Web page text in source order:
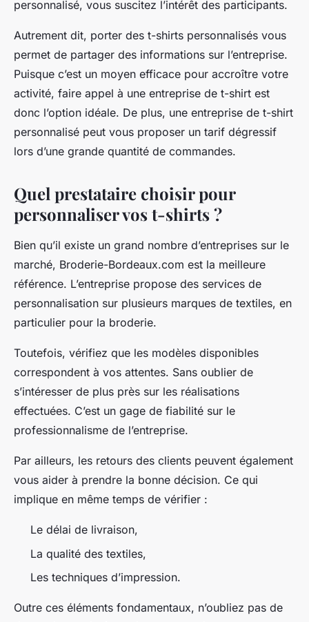
personnalisé, vous suscitez l’intérêt des participants.
Autrement dit, porter des t-shirts personnalisés vous
permet de partager des informations sur l’entreprise.
Puisque c’est un moyen efficace pour accroître votre
activité, faire appel à une entreprise de t-shirt est
donc l’option idéale. De plus, une entreprise de t-shirt
personnalisé peut vous proposer un tarif dégressif
lors d’une grande quantité de commandes.
Quel prestataire choisir pour
personnaliser vos t-shirts ?
Bien qu’il existe un grand nombre d’entreprises sur le
marché, Broderie-Bordeaux.com est la meilleure
référence. L’entreprise propose des services de
personnalisation sur plusieurs marques de textiles, en
particulier pour la broderie.
Toutefois, vérifiez que les modèles disponibles
correspondent à vos attentes. Sans oublier de
s’intéresser de plus près sur les réalisations
effectuées. C’est un gage de fiabilité sur le
professionnalisme de l’entreprise.
Par ailleurs, les retours des clients peuvent également
vous aider à prendre la bonne décision. Ce qui
implique en même temps de vérifier :
Le délai de livraison,
La qualité des textiles,
Les techniques d’impression.
Outre ces éléments fondamentaux, n’oubliez pas de